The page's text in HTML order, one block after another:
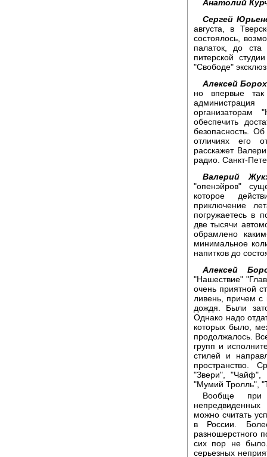
Анатолий
Сергей
августа, в
состоялось,
палаток, до ста
питерской
"Свободе"
Алексей
но впервые
организаторам
обеспечить
безопасность.
отличиях его
расскажет
радио. Санкт-
Валерий
"опенэйров"
которое
приключение
погружаетесь в
две тысячи
обрамлено
минимальное
напитков до
Алексей
"Нашествие"
очень приятной
ливень, причем
дождя. Были
Однако надо
которых было,
продолжалось.
групп и
стилей и
пространство.
"Звери", "Чайф",
"Мумий Тролль",
Вообще при
можно считать
в России.
разношерстного
сих пор не
серьезных